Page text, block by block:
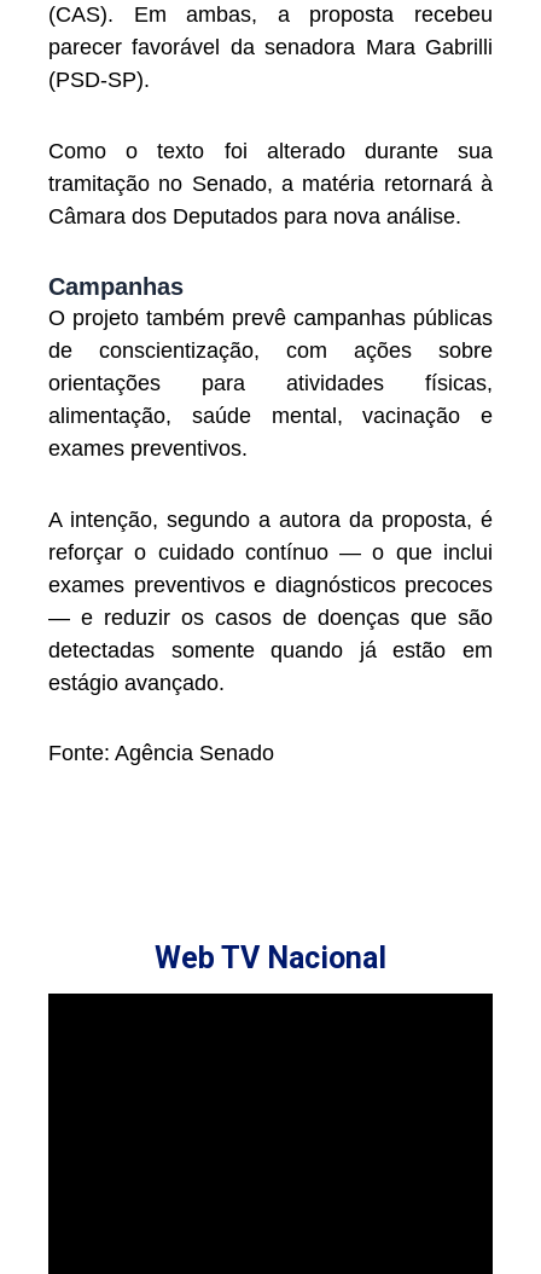
(CAS). Em ambas, a proposta recebeu
parecer favorável da senadora Mara Gabrilli
(PSD-SP).
Como o texto foi alterado durante sua
tramitação no Senado, a matéria retornará à
Câmara dos Deputados para nova análise.
Campanhas
O projeto também prevê campanhas públicas
de conscientização, com ações sobre
orientações para atividades físicas,
alimentação, saúde mental, vacinação e
exames preventivos.
A intenção, segundo a autora da proposta, é
reforçar o cuidado contínuo — o que inclui
exames preventivos e diagnósticos precoces
— e reduzir os casos de doenças que são
detectadas somente quando já estão em
estágio avançado.
Fonte: Agência Senado
Web TV Nacional